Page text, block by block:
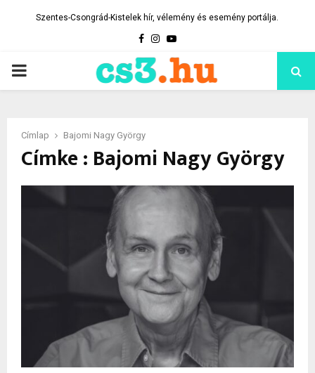
Szentes-Csongrád-Kistelek hír, vélemény és esemény portálja.
Facebook
Instagram
Youtube
PRIMARY
Címlap Bajomi Nagy György
Címke : Bajomi Nagy György